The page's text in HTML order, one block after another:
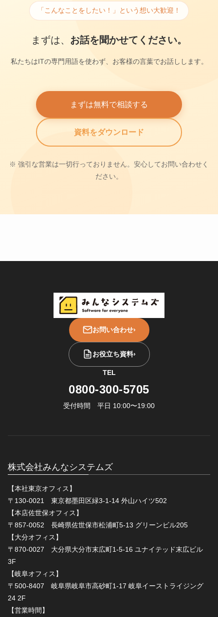
「こんなことをしたい！」という想い大歓迎！
まずは、 お話を聞かせてください。
私たちはITの専門用語を使わず、お客様の言葉でお話しします。
まずは無料で相談する
資料をダウンロード
※ 強引な営業は一切行っておりません。安心してお問い合わせく
ださい。
お問い合わせ›
お役立ち資料›
TEL
0800-300-5705
受付時間 平日 10:00〜19:00
株式会社みんなシステムズ
【本社東京オフィス】
〒130-0021 東京都墨田区緑3-1-14 外山ハイツ502
【本店佐世保オフィス】
〒857-0052 長崎県佐世保市松浦町5-13 グリーンビル205
【大分オフィス】
〒870-0027 大分県大分市末広町1-5-16 ユナイテッド末広ビル
3F
【岐阜オフィス】
〒500-8407 岐阜県岐阜市高砂町1-17 岐阜イーストライジング
24 2F
【営業時間】